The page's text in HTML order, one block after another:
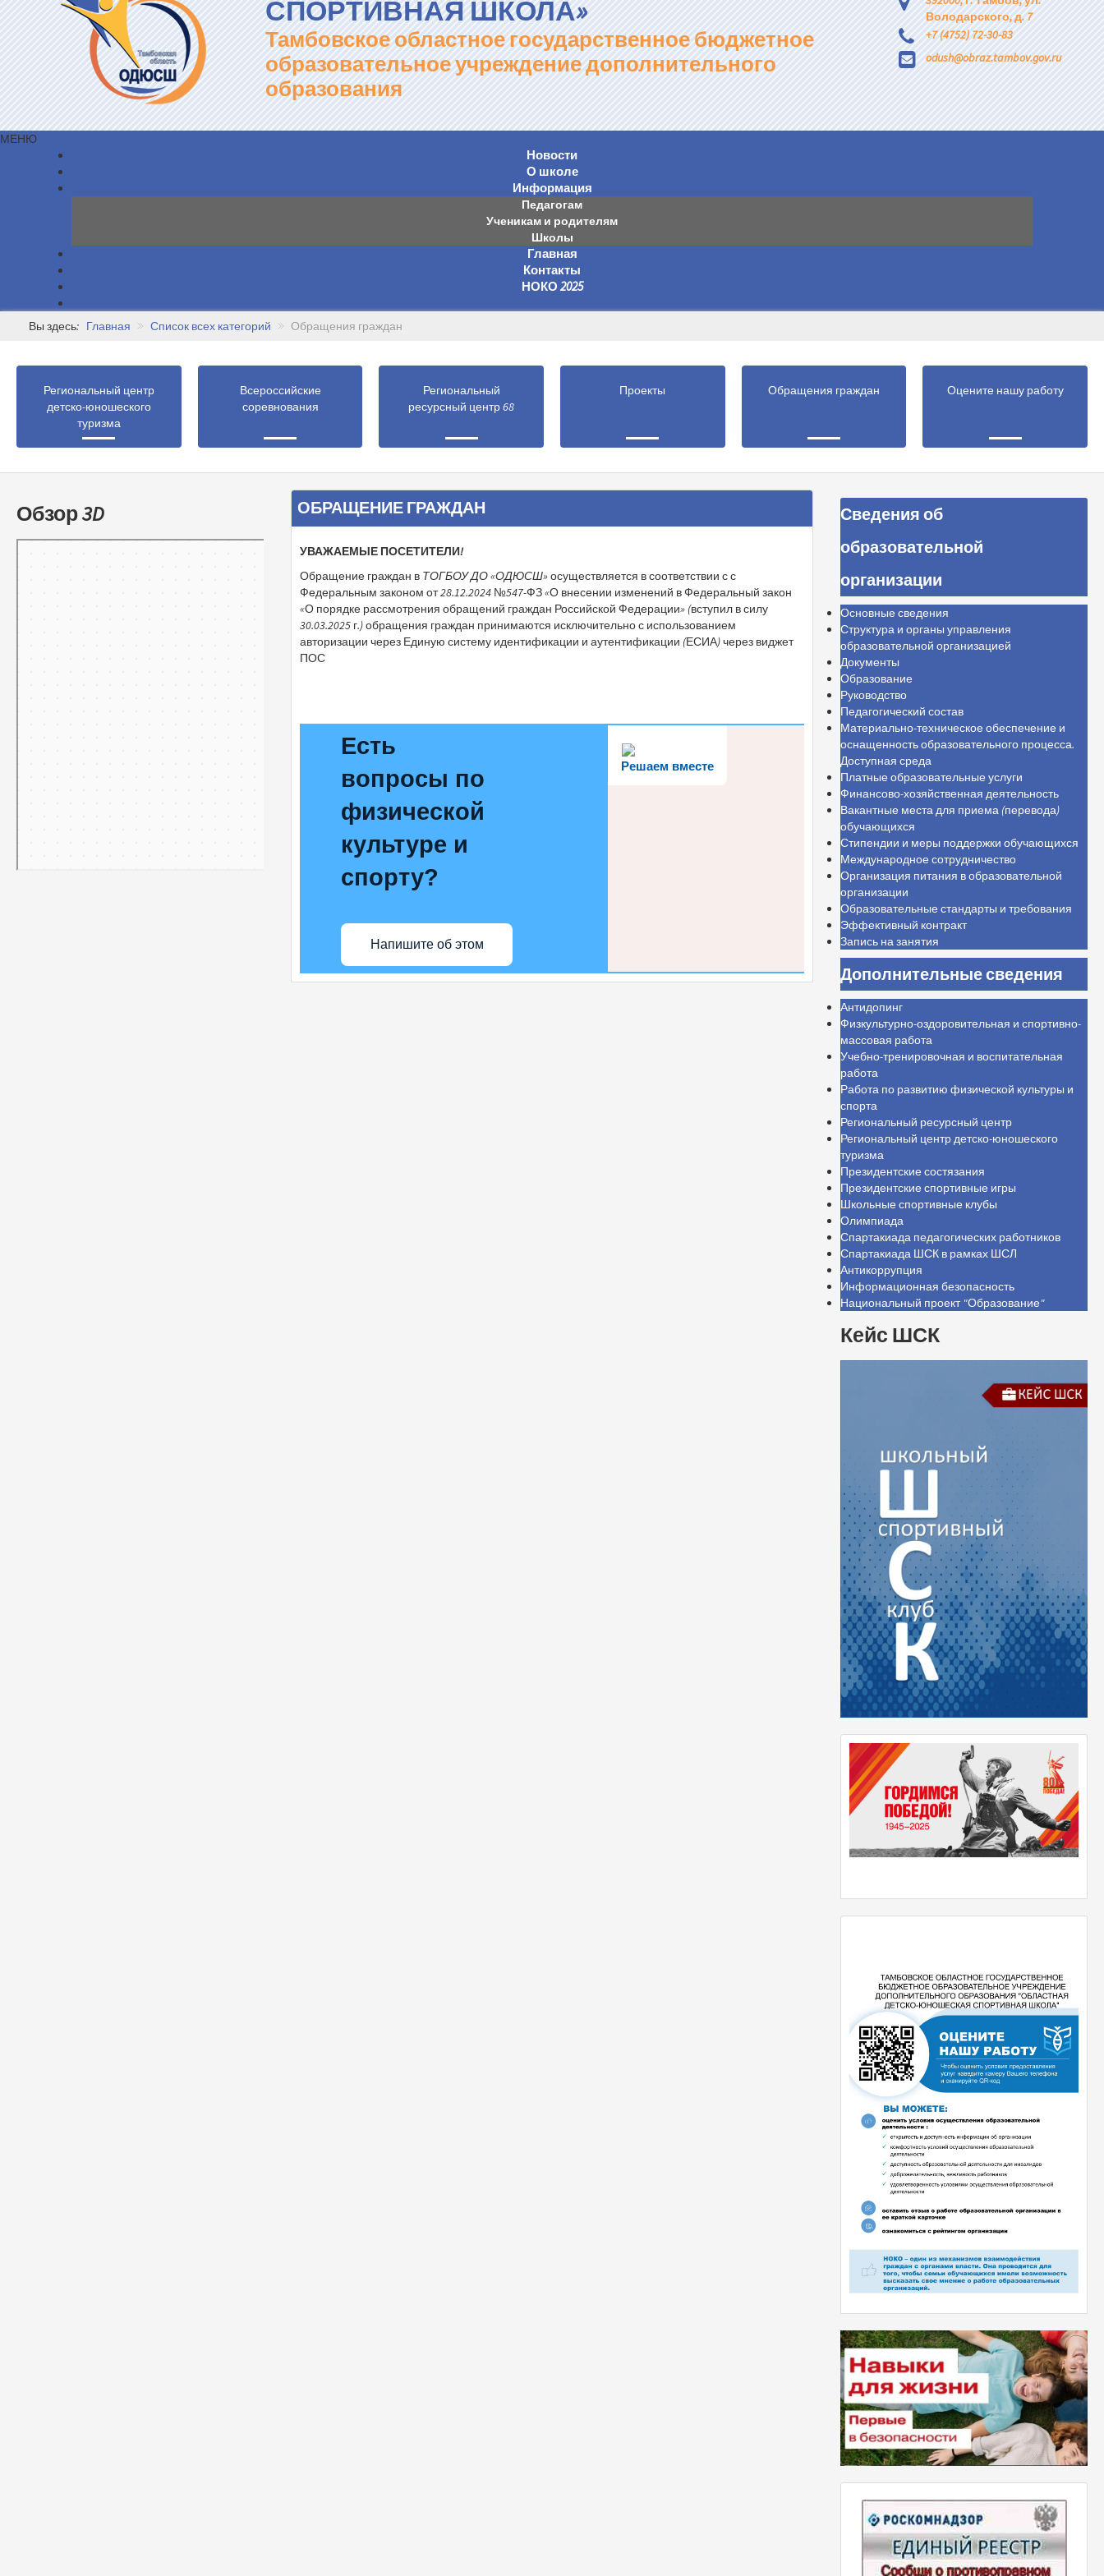
СПОРТИВНАЯ ШКОЛА»
Тамбовское областное государственное бюджетное
образовательное учреждение дополнительного
образования
Володарского, д. 7
+7 (4752) 72-30-83
odush@obraz.tambov.gov.ru
МЕНЮ
Новости
О школе
Информация
Педагогам
Ученикам и родителям
Школы
Главная
Контакты
НОКО 2025
Вы здесь: Главная Список всех категорий Обращения граждан
Региональный центр
детско-юношеского
туризма
Всероссийские
соревнования
Региональный
ресурсный центр 68
Проекты Обращения граждан Оцените нашу работу
Обзор 3D ОБРАЩЕНИЕ ГРАЖДАН
УВАЖАЕМЫЕ ПОСЕТИТЕЛИ!
Обращение граждан в ТОГБОУ ДО «ОДЮСШ»осуществляется в соответствии с с
Федеральным законом от 28.12.2024 №547-ФЗ «О внесении изменений в Федеральный закон
«О порядке рассмотрения обращений граждан Российской Федерации» (вступил в силу
30.03.2025 г.) обращения граждан принимаются исключительно с использованием
авторизации через Единую систему идентификации и аутентификации (ЕСИА) через виджет
ПОС
Решаем вместе
Есть
вопросы по
физической
культуре и
спорту?
Напишите об этом
Сведения об
образовательной
организации
Основные сведения
Структура и органы управления
образовательной организацией
Документы
Образование
Руководство
Педагогический состав
Материально-техническое обеспечение и
оснащенность образовательного процесса.
Доступная среда
Платные образовательные услуги
Финансово-хозяйственная деятельность
Вакантные места для приема (перевода)
обучающихся
Стипендии и меры поддержки обучающихся
Международное сотрудничество
Организация питания в образовательной
организации
Образовательные стандарты и требования
Эффективный контракт
Запись на занятия
Дополнительные сведения
Антидопинг
Физкультурно-оздоровительная и спортивно-
массовая работа
Учебно-тренировочная и воспитательная
работа
Работа по развитию физической культуры и
спорта
Региональный ресурсный центр
Региональный центр детско-юношеского
туризма
Президентские состязания
Президентские спортивные игры
Школьные спортивные клубы
Олимпиада
Спартакиада педагогических работников
Спартакиада ШСК в рамках ШСЛ
Антикоррупция
Информационная безопасность
Национальный проект "Образование"
Кейс ШСК